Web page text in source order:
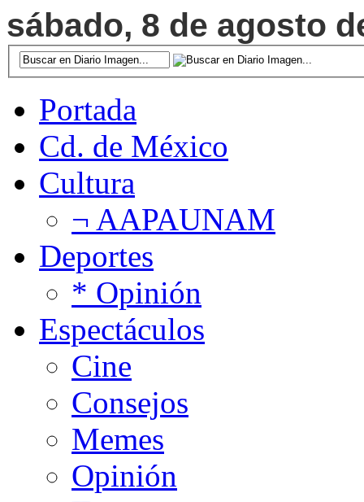
sábado, 8 de agosto
Portada
Cd. de México
Cultura
¬ AAPAUNAM
Deportes
* Opinión
Espectáculos
Cine
Consejos
Memes
Opinión